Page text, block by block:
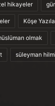
hikayeler
Köşe
olmak
süleyman